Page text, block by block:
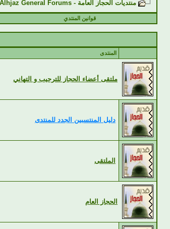
منتديات الحجاز العامة - Alhjaz General Forums
قوانين المنتدي
المنتدى
ملتقى أعضاء الحجاز للترحيب و التهاني
دليل المنتسبين الجدد للمنتدى
الملتقى
الحجاز العام